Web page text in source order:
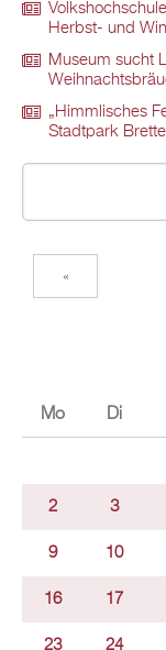
Herbst- und
Museum sucht
„Himmlisches
Stadtpark
«
Mo Di
2 3
9 10
16 17
23 24